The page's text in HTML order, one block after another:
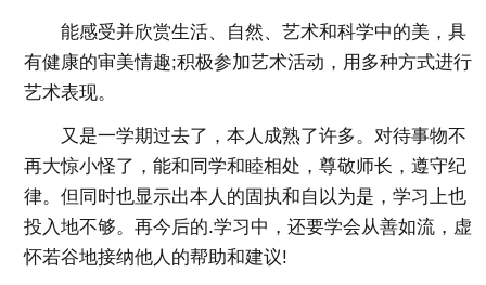
能感受并欣赏生活、自然、艺术和科学中的美，具
有健康的审美情趣;积极参加艺术活动，用多种方式进行
艺术表现。
又是一学期过去了，本人成熟了许多。对待事物不
再大惊小怪了，能和同学和睦相处，尊敬师长，遵守纪
律。但同时也显示出本人的固执和自以为是，学习上也
投入地不够。再今后的.学习中，还要学会从善如流，虚
怀若谷地接纳他人的帮助和建议!